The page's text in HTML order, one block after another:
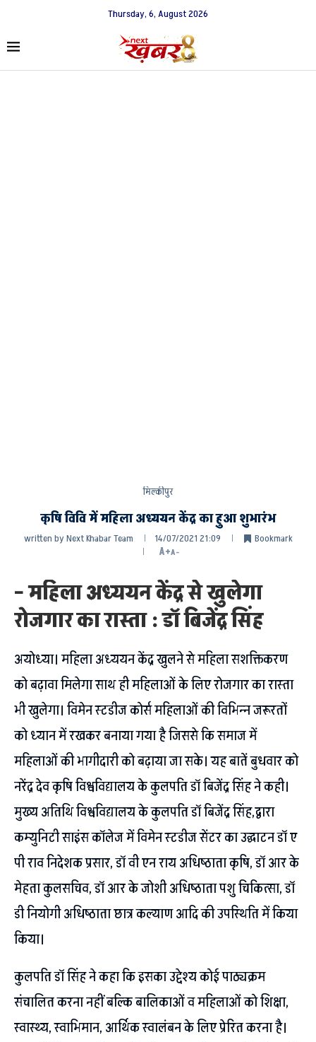
Thursday, 6, August 2026
मिल्कीपुर
कृषि विवि में महिला अध्ययन केंद्र का हुआ शुभारंभ
written byNext Khabar Team 14/07/2021 21:09
Bookmark
A+A-
– महिला अध्ययन केंद्र से खुलेगा
रोजगार का रास्ता : डॉ बिजेंद्र सिंह
अयोध्या। महिला अध्ययन केंद्र खुलने से महिला सशक्तिकरण
को बढ़ावा मिलेगा साथ ही महिलाओं के लिए रोजगार का रास्ता
भी खुलेगा। विमेन स्टडीज कोर्स महिलाओं की विभिन्न जरूरतों
को ध्यान में रखकर बनाया गया है जिससे कि समाज में
महिलाओं की भागीदारी को बढ़ाया जा सके। यह बातें बुधवार को
नरेंद्र देव कृषि विश्वविद्यालय के कुलपति डॉ बिजेंद्र सिंह ने कही।
मुख्य अतिथि विश्वविद्यालय के कुलपति डॉ बिजेंद्र सिंह,द्वारा
कम्युनिटी साइंस कॉलेज में विमेन स्टडीज सेंटर का उद्घाटन डॉ ए
पी राव निदेशक प्रसार, डॉ वी एन राय अधिष्ठाता कृषि, डॉ आर के
मेहता कुलसचिव, डॉ आर के जोशी अधिष्ठाता पशु चिकित्सा, डॉ
डी नियोगी अधिष्ठाता छात्र कल्याण आदि की उपस्थिति में किया
किया।
कुलपति डॉ सिंह ने कहा कि इसका उद्देश्य कोई पाठ्यक्रम
संचालित करना नहीं बल्कि बालिकाओं व महिलाओं को शिक्षा,
स्वास्थ्य, स्वाभिमान, आर्थिक स्वालंबन के लिए प्रेरित करना है।